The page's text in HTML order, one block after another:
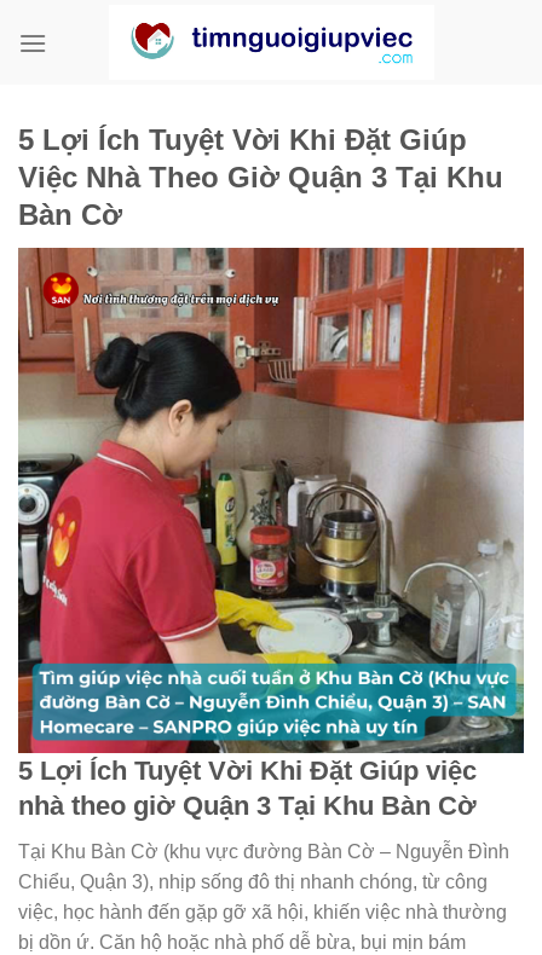
qua
5 Lợi Ích Tuyệt Vời Khi Đặt Giúp
Việc Nhà Theo Giờ Quận 3 Tại Khu
Bàn Cờ
5 Lợi Ích Tuyệt Vời Khi Đặt Giúp việc
nhà theo giờ Quận 3 Tại Khu Bàn Cờ
Tại Khu Bàn Cờ (khu vực đường Bàn Cờ – Nguyễn Đình
Chiểu, Quận 3), nhịp sống đô thị nhanh chóng, từ công
việc, học hành đến gặp gỡ xã hội, khiến việc nhà thường
bị dồn ứ. Căn hộ hoặc nhà phố dễ bừa, bụi mịn bám